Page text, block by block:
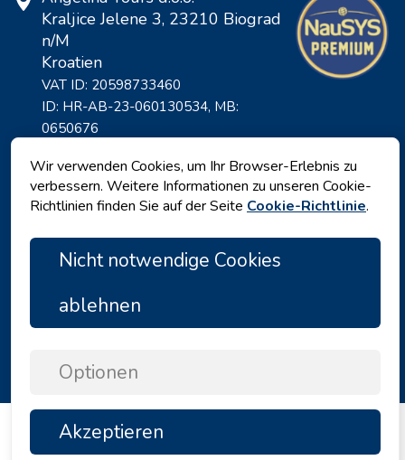
Kraljice Jelene 3, 23210 Biograd
n/M
Kroatien
VAT ID: 20598733460
ID: HR-AB-23-060130534, MB:
0650676
Copyright © 2026 by Angelina Tours d.o.o.
Wir verwenden Cookies, um Ihr Browser-Erlebnis zu
verbessern. Weitere Informationen zu unseren Cookie-
Richtlinien finden Sie auf der Seite Cookie-Richtlinie.
Nicht notwendige Cookies
ablehnen
Optionen
Akzeptieren